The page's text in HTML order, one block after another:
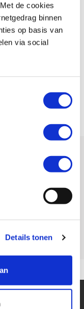
de cookies
binnen
op basis van
via social
Details tonen
onze inlogpagina